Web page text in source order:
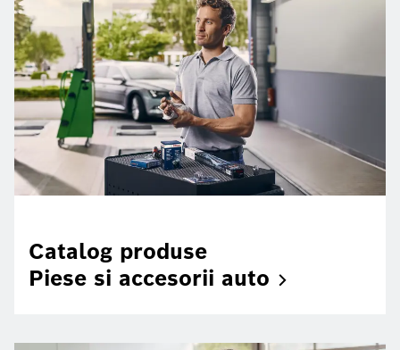
Catalog produse
Piese si accesorii auto